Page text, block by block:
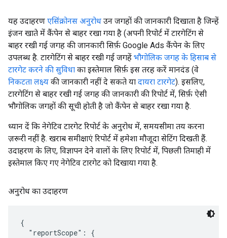
यह उदाहरण एसिंक्रोनस अनुरोध उन जगहों की जानकारी दिखाता है जिन्हें
इंजन खाते में कैंपेन से बाहर रखा गया है (अपनी रिपोर्ट में टारगेटिंग से
बाहर रखी गई जगह की जानकारी सिर्फ़ Google Ads कैंपेन के लिए
उपलब्ध है. टारगेटिंग से बाहर रखी गई जगहें भौगोलिक जगह के हिसाब से
टारगेट करने की सुविधा का इस्तेमाल सिर्फ़ इस तरह करें मानदंड (वे
निकटता लक्ष्य की जानकारी नहीं दे सकते या दायरा टारगेट). इसलिए,
टारगेटिंग से बाहर रखी गई जगह की जानकारी की रिपोर्ट में, सिर्फ़ ऐसी
भौगोलिक जगहों की सूची होती है जो कैंपेन से बाहर रखा गया है.
ध्यान दें कि नेगेटिव टारगेट रिपोर्ट के अनुरोध में, समयसीमा तय करना
ज़रूरी नहीं है. खराब समीक्षाएं रिपोर्ट में हमेशा मौजूदा सेटिंग दिखती हैं.
उदाहरण के लिए, विज्ञापन देने वालों के लिए रिपोर्ट में, पिछली तिमाही में
इस्तेमाल किए गए नेगेटिव टारगेट को दिखाया गया है.
अनुरोध का उदाहरण
{
  "reportScope": {